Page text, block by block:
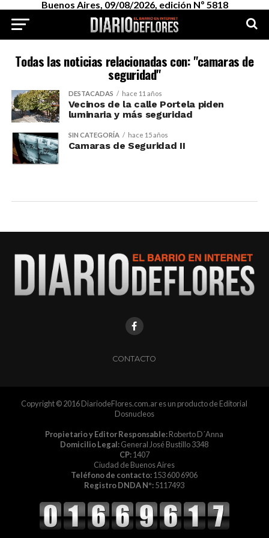
Buenos Aires, 09/08/2026, edición Nº 5818
Todas las noticias relacionadas con: "camaras de
seguridad"
DESTACADAS hace 11 años
Vecinos de la calle Portela piden
luminaria y más seguridad
SIN CATEGORÍA hace 15 años
Camaras de Seguridad II
CONTACTO
Copyright © 2016 DiariodeFlores.com.ar es un producto de Editorial
Dosnucleos
Propietario y Editor Responsable:Roberto D´Anna
Domicilio Legal:General José Bustillo 3348
CP:1407
Ciudad de Buenos Aires
Teléfono de contacto:153 600 6906
Registro DNDA Nº:5117493